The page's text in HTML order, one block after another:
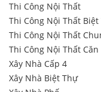
Thi Công Nội Thất
Thi Công Nội Thất Biệt
Thi Công Nội Thất
Thi Công Nội Thất Căn
Xây Nhà Cấp 4
Xây Nhà Biệt Thự